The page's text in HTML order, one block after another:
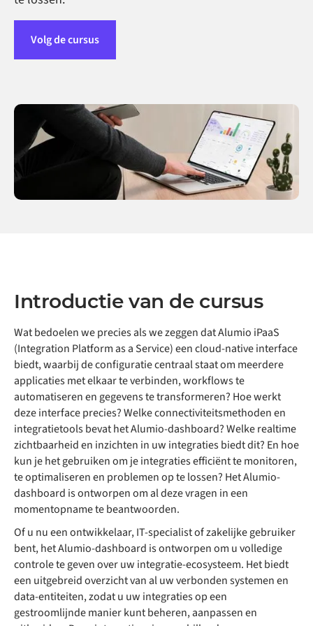
Volg de cursus
Introductie van de cursus
Wat bedoelen we precies als we zeggen dat Alumio iPaaS
(Integration Platform as a Service) een cloud-native interface
biedt, waarbij de configuratie centraal staat om meerdere
applicaties met elkaar te verbinden, workflows te
automatiseren en gegevens te transformeren? Hoe werkt
deze interface precies? Welke connectiviteitsmethoden en
integratietools bevat het Alumio-dashboard? Welke realtime
zichtbaarheid en inzichten in uw integraties biedt dit? En hoe
kun je het gebruiken om je integraties efficiënt te monitoren,
te optimaliseren en problemen op te lossen? Het Alumio-
dashboard is ontworpen om al deze vragen in een
momentopname te beantwoorden.
Of u nu een ontwikkelaar, IT-specialist of zakelijke gebruiker
bent, het Alumio-dashboard is ontworpen om u volledige
controle te geven over uw integratie-ecosysteem. Het biedt
een uitgebreid overzicht van al uw verbonden systemen en
data-entiteiten, zodat u uw integraties op een
gestroomlijnde manier kunt beheren, aanpassen en